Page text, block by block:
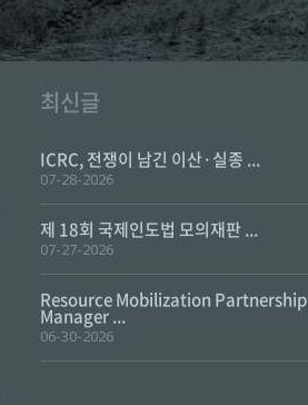
최신글
ICRC, 전쟁이 남긴 이산·실종 ...
07-28-2026
제 18회 국제인도법 모의재판 ...
07-27-2026
Resource Mobilization Partnership
Manager ...
06-30-2026